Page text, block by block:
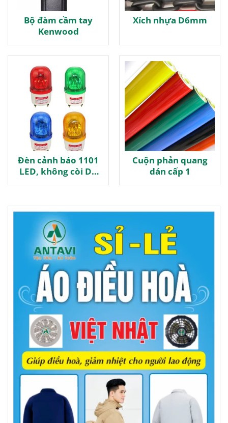
Bộ đàm cầm tay
Kenwood
Xích nhựa D6mm
Đèn cảnh báo 1101
LED, không còi DC
24V
Cuộn phản quang
dán cấp 1